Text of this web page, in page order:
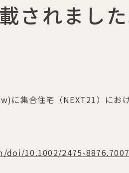
されました
集合住宅（NEXT21）にお
10.1002/2475-